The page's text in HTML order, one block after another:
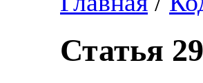
Статья 29